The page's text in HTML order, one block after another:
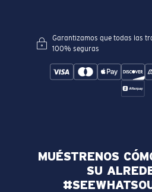
Garantizamos que todas las
100% seguras
MUÉSTRENOS
SU